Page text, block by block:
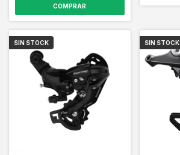
SIN STOCK SIN STOCK